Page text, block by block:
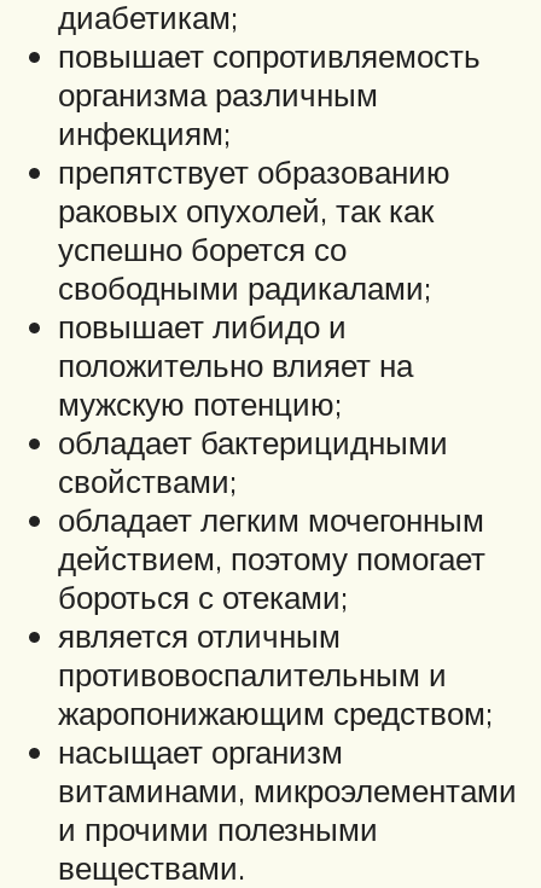
диабетикам;
повышает сопротивляемость
организма различным
инфекциям;
препятствует образованию
раковых опухолей, так как
успешно борется со
свободными радикалами;
повышает либидо и
положительно влияет на
мужскую потенцию;
обладает бактерицидными
свойствами;
обладает легким мочегонным
действием, поэтому помогает
бороться с отеками;
является отличным
противовоспалительным и
жаропонижающим средством;
насыщает организм
витаминами, микроэлементами
и прочими полезными
веществами.